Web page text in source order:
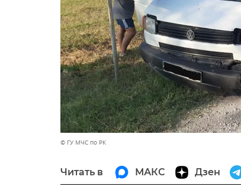
© ГУ МЧС по РК
Читать в МАКС Дзен